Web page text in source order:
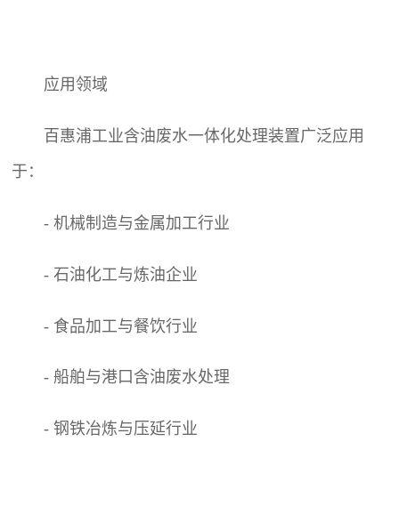
应用领域
百惠浦工业含油废水一体化处理装置广泛应用
于：
- 机械制造与金属加工行业
- 石油化工与炼油企业
- 食品加工与餐饮行业
- 船舶与港口含油废水处理
- 钢铁冶炼与压延行业